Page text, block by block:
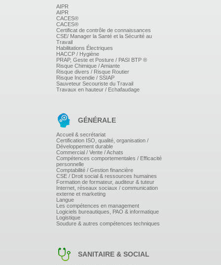
JOUR 3 : CONNAISSANCE ET UTILISATION
DES PROMOTIONS
Les différentes techniques.
Part des promotions dans le chiffre d'affaire.
Contrôle des résultats.
Organisation des promotions.
Animation du magasin, du rayon, du linéaire.
AIPR
AIPR
CACES®
CACES®
Certificat de contrôle de connaissances
CSE/ Manager la Santé et la Sécurité au
Travail
Habilitations Électriques
HACCP / Hygiène
PRAP, Geste et Posture / PASI BTP ®
Risque Chimique / Amiante
Risque divers / Risque Routier
Risque Incendie / SSIAP
Sauveteur Secouriste du Travail
Travaux en hauteur / Echafaudage
GÉNÉRALE
Accueil & secrétariat
Certification ISO, qualité, organisation /
Développement durable
Commercial / Vente / Achats
Compétences comportementales / Efficacité
personnelle
Comptabilité / Gestion financière
CSE / Droit social & ressources humaines
Formation de formateur, auditeur & tuteur
Internet, réseaux sociaux / communication
externe et marketing
Langue
Les compétences en management
Logiciels bureautiques, PAO & informatique
Logistique
Soudure & autres compétences techniques
SANITAIRE & SOCIAL